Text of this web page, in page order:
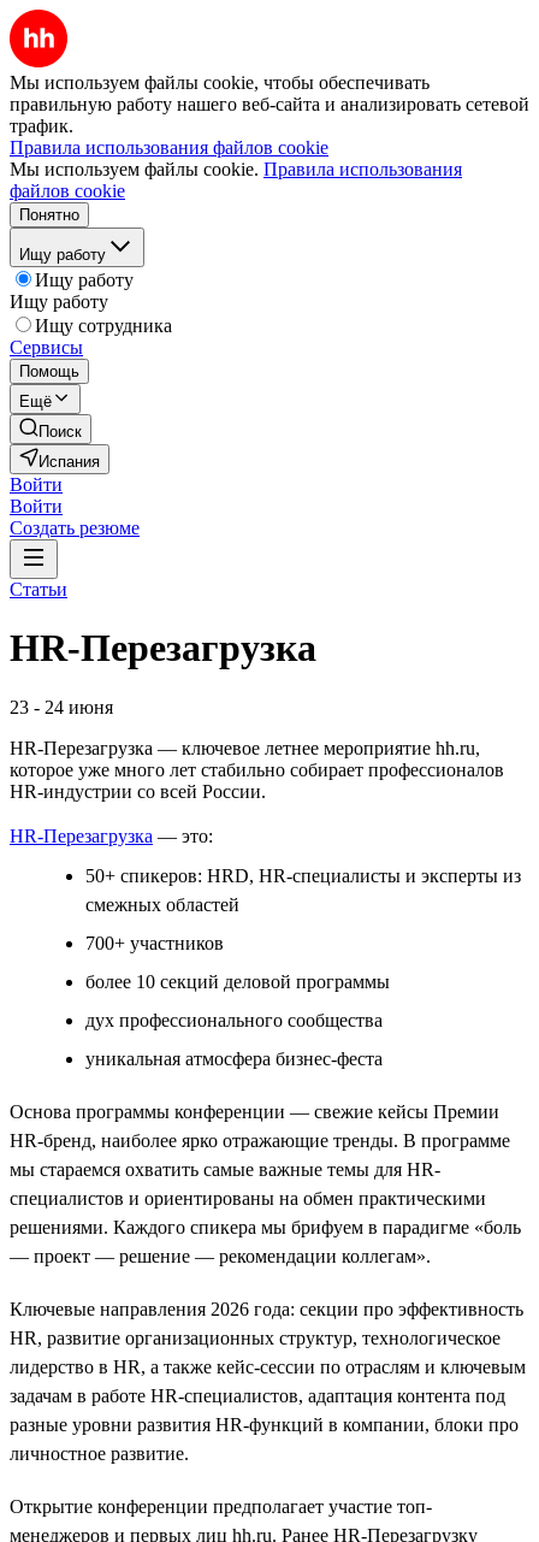
Мы используем файлы cookie, чтобы обеспечивать
правильную работу нашего веб-сайта и анализировать сетевой
трафик.
Правила использования файлов cookie
Мы используем файлы cookie. Правила использования
файлов cookie
Понятно
Ищу работу
Ищу работу
Ищу работу
Ищу сотрудника
Сервисы
Помощь
Ещё
Поиск
Испания
Войти
Войти
Создать резюме
Статьи
HR-Перезагрузка
23 - 24 июня
HR-Перезагрузка — ключевое летнее мероприятие hh.ru,
которое уже много лет стабильно собирает профессионалов
HR-индустрии со всей России.
HR-Перезагрузка — это:
50+ спикеров: HRD, HR-специалисты и эксперты из
смежных областей
700+ участников
более 10 секций деловой программы
дух профессионального сообщества
уникальная атмосфера бизнес-феста
Основа программы конференции — свежие кейсы Премии
HR-бренд, наиболее ярко отражающие тренды. В программе
мы стараемся охватить самые важные темы для HR-
специалистов и ориентированы на обмен практическими
решениями. Каждого спикера мы брифуем в парадигме «боль
— проект — решение — рекомендации коллегам».
Ключевые направления 2026 года: секции про эффективность
HR, развитие организационных структур, технологическое
лидерство в HR, а также кейс-сессии по отраслям и ключевым
задачам в работе HR-специалистов, адаптация контента под
разные уровни развития HR-функций в компании, блоки про
личностное развитие.
Открытие конференции предполагает участие топ-
менеджеров и первых лиц hh.ru. Ранее HR-Перезагрузку